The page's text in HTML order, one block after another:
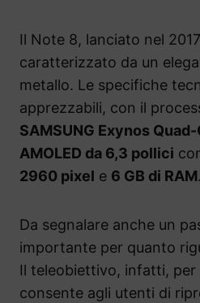
Il Note 8, lanciato nel
caratterizzato da un
metallo. Le specifiche
apprezzabili, con il
SAMSUNG Exynos
AMOLED da 6,3 pollici
2960 pixel e 6 GB di RAM.
Da segnalare anche un
importante per quanto
Il teleobiettivo, infatti, per
consente agli utenti di